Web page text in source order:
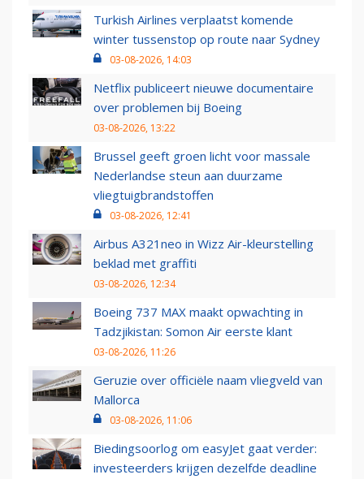
Turkish Airlines verplaatst komende
winter tussenstop op route naar Sydney
03-08-2026, 14:03
Netflix publiceert nieuwe documentaire
over problemen bij Boeing
03-08-2026, 13:22
Brussel geeft groen licht voor massale
Nederlandse steun aan duurzame
vliegtuigbrandstoffen
03-08-2026, 12:41
Airbus A321neo in Wizz Air-kleurstelling
beklad met graffiti
03-08-2026, 12:34
Boeing 737 MAX maakt opwachting in
Tadzjikistan: Somon Air eerste klant
03-08-2026, 11:26
Geruzie over officiële naam vliegveld van
Mallorca
03-08-2026, 11:06
Biedingsoorlog om easyJet gaat verder:
investeerders krijgen dezelfde deadline